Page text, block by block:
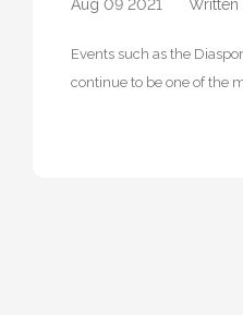
Aug 09 2021 Written
Events such as the
continue to be one of the